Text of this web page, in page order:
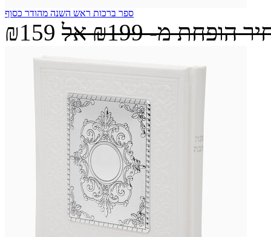
ספר ברכות ראש השנה מהודר כסוף
₪159 הופחת מ-₪199 אל